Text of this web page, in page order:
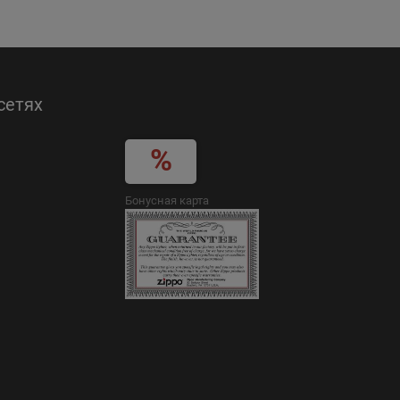
Бонусная карта